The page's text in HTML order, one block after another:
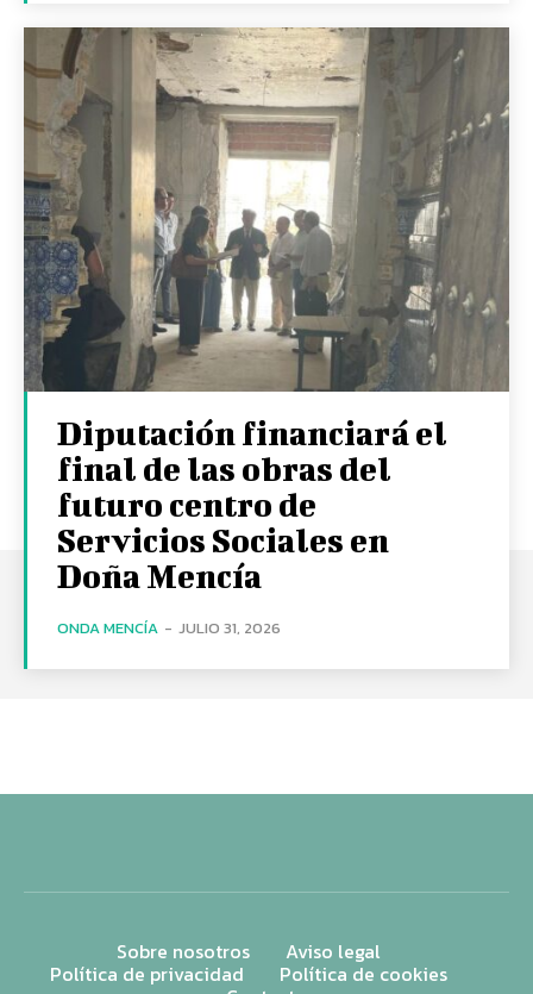
Diputación financiará el
final de las obras del
futuro centro de
Servicios Sociales en
Doña Mencía
ONDA MENCÍA - JULIO 31, 2026
Sobre nosotros Aviso legal
Política de privacidad Política de cookies